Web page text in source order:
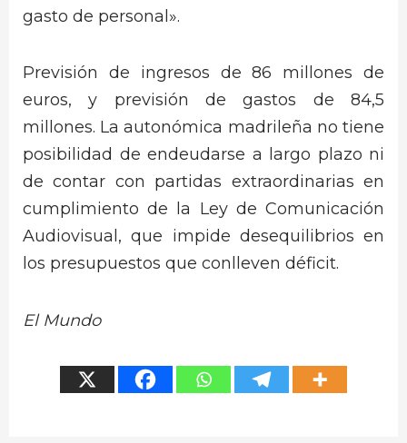
gasto de personal».
Previsión de ingresos de 86 millones de
euros, y previsión de gastos de 84,5
millones. La autonómica madrileña no tiene
posibilidad de endeudarse a largo plazo ni
de contar con partidas extraordinarias en
cumplimiento de la Ley de Comunicación
Audiovisual, que impide desequilibrios en
los presupuestos que conlleven déficit.
El Mundo